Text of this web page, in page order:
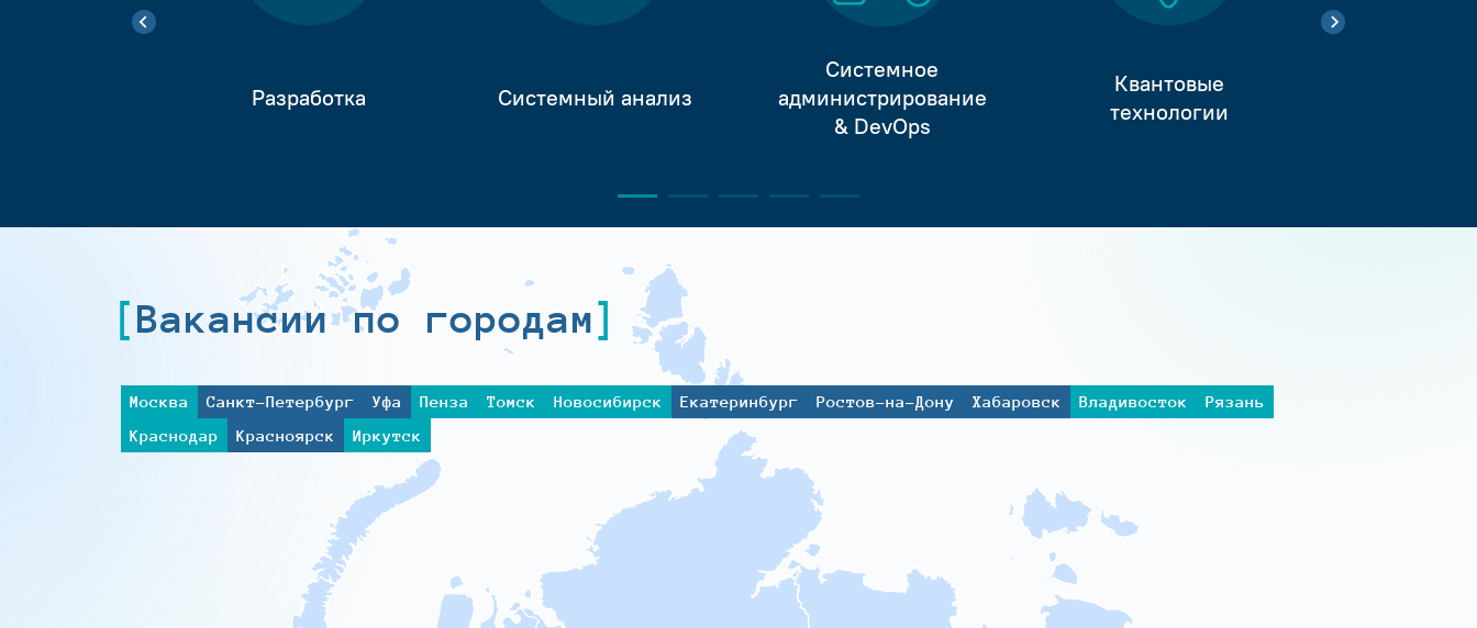
Разработка Системный анализ
Системное
администрирование
& DevOps
Квантовые
технологии
Вакансии по городам
Москва Санкт-Петербург Уфа Пенза Томск Новосибирск Екатеринбург Ростов-на-Дону Хабаровск Владивосток
Рязань
Краснодар
Красноярск Иркутск